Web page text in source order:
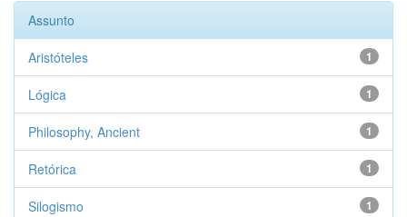
Assunto
1
Aristóteles
1
Lógica
1
Philosophy, Ancient
1
Retórica
1
Silogismo